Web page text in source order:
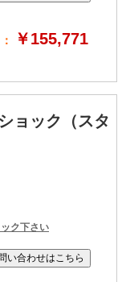
￥155,771
ョック（スタ
ク下さい